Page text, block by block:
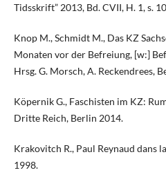
Tidsskrift” 2013, Bd. CVII, H. 1, s.
Knop M., Schmidt M., Das KZ
Monaten vor der Befreiung, [w:]
Hrsg. G. Morsch, A. Reckendrees,
Köpernik G., Faschisten im KZ:
Dritte Reich, Berlin 2014.
Krakovitch R., Paul Reynaud dans
1998.